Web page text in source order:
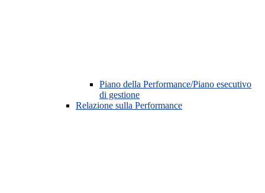
Piano della Performance/Piano esecutivo
di gestione
Relazione sulla Performance